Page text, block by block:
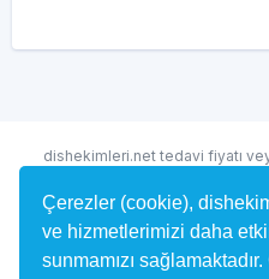
Çerezler (cookie),
ve hizmetlerimizi daha
sunmamızı
dishekimleri.net tedavi fiyatı